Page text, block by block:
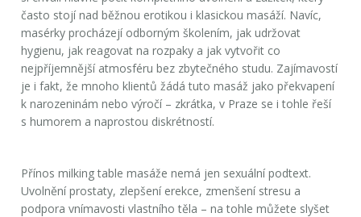
často stojí nad běžnou erotikou i klasickou masáží. Navíc,
masérky procházejí odborným školením, jak udržovat
hygienu, jak reagovat na rozpaky a jak vytvořit co
nejpříjemnější atmosféru bez zbytečného studu. Zajímavostí
je i fakt, že mnoho klientů žádá tuto masáž jako překvapení
k narozeninám nebo výročí – zkrátka, v Praze se i tohle řeší
s humorem a naprostou diskrétností.
Přínos milking table masáže nemá jen sexuální podtext.
Uvolnění prostaty, zlepšení erekce, zmenšení stresu a
podpora vnímavosti vlastního těla – na tohle můžete slyšet